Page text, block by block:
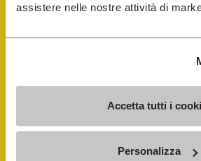
assistere nelle nostre attività di
Accetta tutti i
Personalizza
FiveFingers Guide